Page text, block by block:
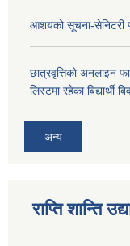
आशयको सूचना-सेनिटरी
छात्रवृत्तिको अनलाइन
लिस्टमा रहेका बिद्यार्थी
अन्य
राप्ति शान्ति